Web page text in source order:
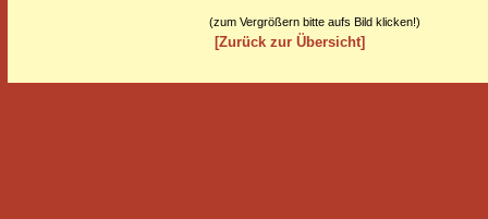
(zum Vergrößern bitte aufs Bild klicken!)
[Zurück zur Übersicht]